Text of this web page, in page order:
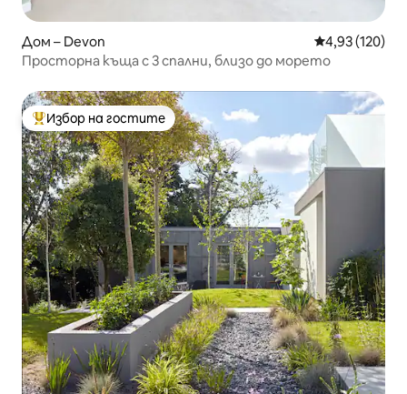
Дом – Devon Средна
4,93 (120)
Просторна къща с 3 спални, близо до морето
Най-популярен избор на гостите
Избор на гостите